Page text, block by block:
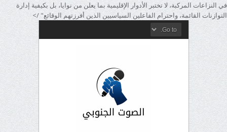
في النزاعات المركبة، لا تختبر الأدوار الإقليمية بما يعلن من نوايا، بل بكيفية إدارة
التوازنات القائمة، واحترام الفاعلين السياسيين الذين أفرزتهم الوقائع" />